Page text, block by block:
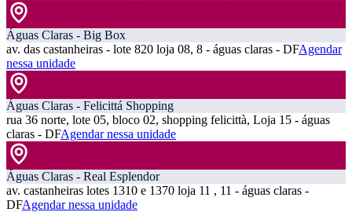
Águas Claras - Big Box
av. das castanheiras - lote 820 loja 08, 8 - águas claras - DFAgendar
nessa unidade
Águas Claras - Felicittá Shopping
rua 36 norte, lote 05, bloco 02, shopping felicittà, Loja 15 - águas
claras - DFAgendar nessa unidade
Águas Claras - Real Esplendor
av. castanheiras lotes 1310 e 1370 loja 11 , 11 - águas claras -
DFAgendar nessa unidade